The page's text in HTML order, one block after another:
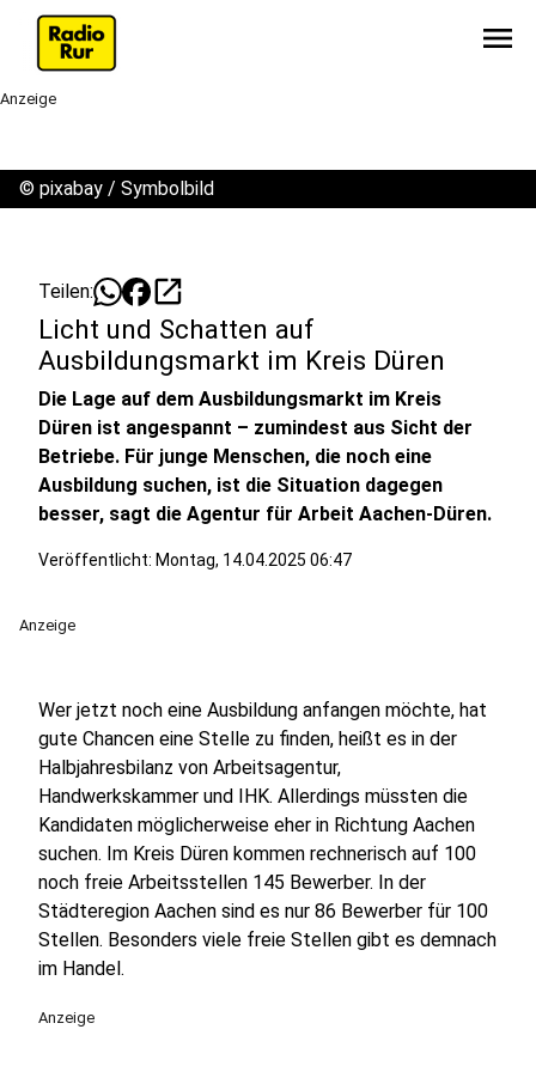
menu
Anzeige
© pixabay / Symbolbild
Teilen: open_in_new
Licht und Schatten auf
Ausbildungsmarkt im Kreis Düren
Die Lage auf dem Ausbildungsmarkt im Kreis
Düren ist angespannt – zumindest aus Sicht der
Betriebe. Für junge Menschen, die noch eine
Ausbildung suchen, ist die Situation dagegen
besser, sagt die Agentur für Arbeit Aachen-Düren.
Veröffentlicht: Montag, 14.04.2025 06:47
Anzeige
Wer jetzt noch eine Ausbildung anfangen möchte, hat
gute Chancen eine Stelle zu finden, heißt es in der
Halbjahresbilanz von Arbeitsagentur,
Handwerkskammer und IHK. Allerdings müssten die
Kandidaten möglicherweise eher in Richtung Aachen
suchen. Im Kreis Düren kommen rechnerisch auf 100
noch freie Arbeitsstellen 145 Bewerber. In der
Städteregion Aachen sind es nur 86 Bewerber für 100
Stellen. Besonders viele freie Stellen gibt es demnach
im Handel.
Anzeige